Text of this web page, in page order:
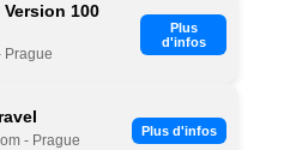
100
Prague
Plus
d'infos
- Prague
Plus d'infos